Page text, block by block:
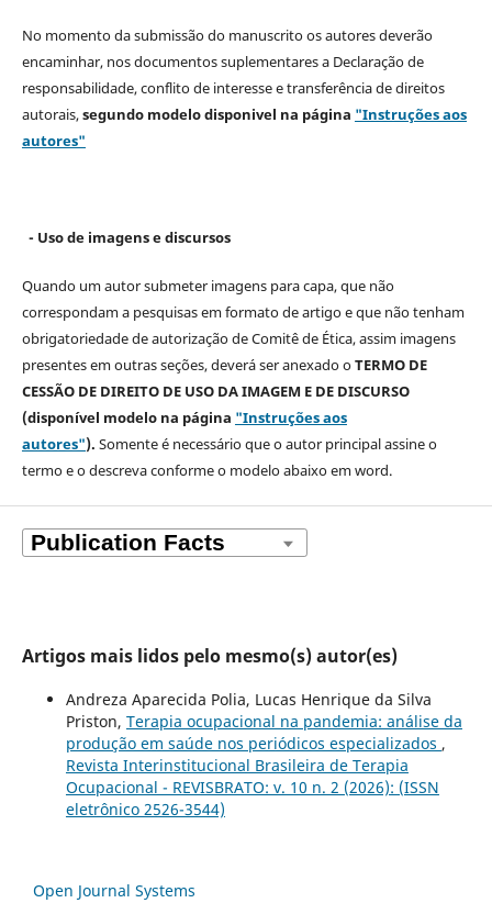
No momento da submissão do manuscrito os autores deverão
encaminhar, nos documentos suplementares a Declaração de
responsabilidade, conflito de interesse e transferência de direitos
autorais,segundo modelodisponivel na página "Instruções aos
autores"
- Uso de imagens e discursos
Quando um autor submeter imagens para capa, que não
correspondam a pesquisas em formato de artigo e que não tenham
obrigatoriedade de autorização de Comitê de Ética, assim imagens
presentes em outras seções, deverá ser anexado oTERMO DE
CESSÃO DE DIREITO DE USO DA IMAGEM E DE DISCURSO
(disponível modelo na página "Instruções aos
autores"). Somente é necessário que o autor principal assine o
termo e o descrevaconforme o modelo abaixo em word.
Artigos mais lidos pelo mesmo(s) autor(es)
Andreza Aparecida Polia, Lucas Henrique da Silva
Priston, Terapia ocupacional na pandemia: análise da
produção em saúde nos periódicos especializados ,
Revista Interinstitucional Brasileira de Terapia
Ocupacional - REVISBRATO: v. 10 n. 2 (2026): (ISSN
eletrônico 2526-3544)
Open Journal Systems